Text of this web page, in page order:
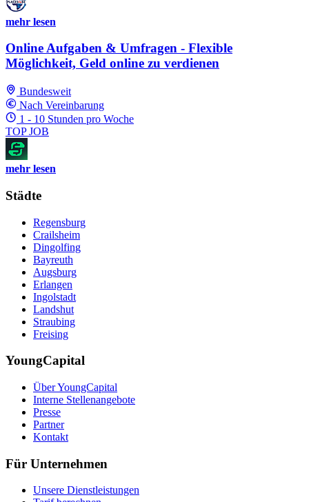
mehr lesen
Online Aufgaben & Umfragen - Flexible
Möglichkeit, Geld online zu verdienen
Bundesweit
Nach Vereinbarung
1 - 10 Stunden pro Woche
TOP JOB
mehr lesen
Städte
Regensburg
Crailsheim
Dingolfing
Bayreuth
Augsburg
Erlangen
Ingolstadt
Landshut
Straubing
Freising
YoungCapital
Über YoungCapital
Interne Stellenangebote
Presse
Partner
Kontakt
Für Unternehmen
Unsere Dienstleistungen